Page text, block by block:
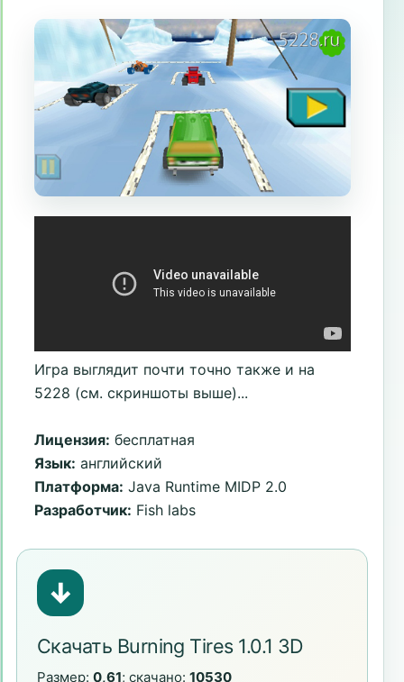
Игра выглядит почти точно также и на
5228 (см. скриншоты выше)...
Лицензия: бесплатная
Язык: английский
Платформа: Java Runtime MIDP 2.0
Разработчик: Fish labs
↓
Скачать Burning Tires 1.0.1 3D
Размер: 0,61; скачано: 10530